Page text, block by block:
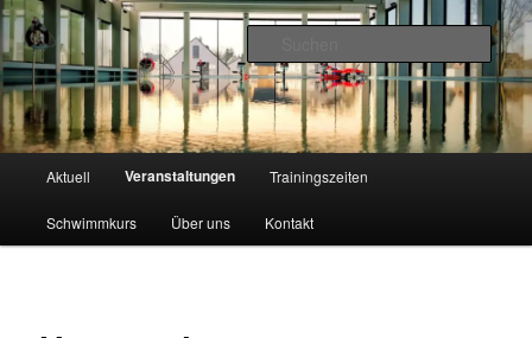
Zum
primären
Inhalt
springenWasserwacht Berg
Aktuell Veranstaltungen Trainingszeiten
Schwimmkurs Über uns Kontakt